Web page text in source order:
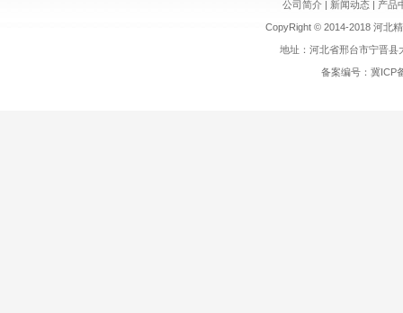
公司简介 | 新闻动态 | 产品
CopyRight © 2014-2018 河北
地址：河北省邢台市宁晋县
备案编号： 冀ICP